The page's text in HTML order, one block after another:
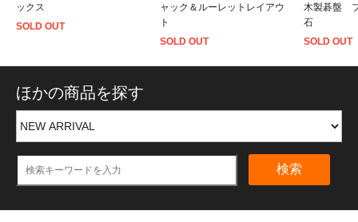
ックス
SOLD OUT
ャック＆ルーレットレイアウ
ト
SOLD OUT
木製碁盤
石
SOLD OUT
ほかの商品を探す
検索